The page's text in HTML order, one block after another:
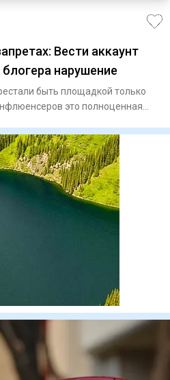
Вести аккаунт
нарушение
быть площадкой только
это полноценная